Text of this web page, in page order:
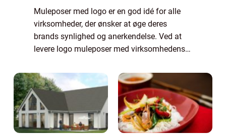
Muleposer med logo er en god idé for alle
virksomheder, der ønsker at øge deres
brands synlighed og anerkendelse. Ved at
levere logo muleposer med virksomhedens
om virksomheden, uanset hvor de går hen.
Logo...